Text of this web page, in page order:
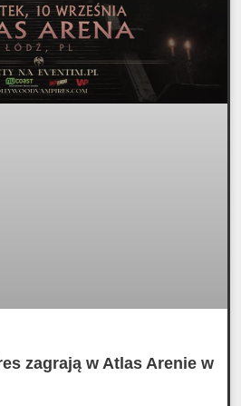
zagrają w Atlas Arenie w